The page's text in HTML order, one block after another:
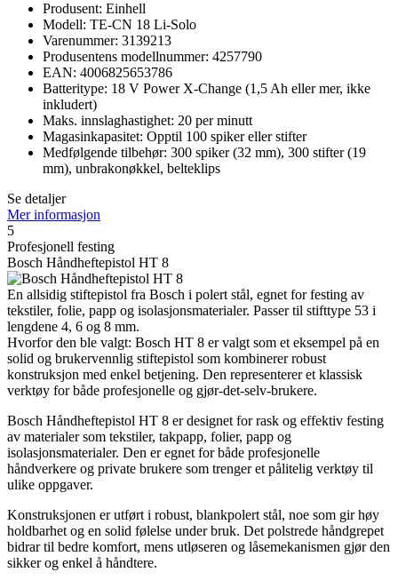
Produsent: Einhell
Modell: TE-CN 18 Li-Solo
Varenummer: 3139213
Produsentens modellnummer: 4257790
EAN: 4006825653786
Batteritype: 18 V Power X-Change (1,5 Ah eller mer, ikke
inkludert)
Maks. innslaghastighet: 20 per minutt
Magasinkapasitet: Opptil 100 spiker eller stifter
Medfølgende tilbehør: 300 spiker (32 mm), 300 stifter (19
mm), unbrakonøkkel, belteklips
Se detaljer
Mer informasjon
5
Profesjonell festing
Bosch Håndheftepistol HT 8
En allsidig stiftepistol fra Bosch i polert stål, egnet for festing av
tekstiler, folie, papp og isolasjonsmaterialer. Passer til stifttype 53 i
lengdene 4, 6 og 8 mm.
Hvorfor den ble valgt: Bosch HT 8 er valgt som et eksempel på en
solid og brukervennlig stiftepistol som kombinerer robust
konstruksjon med enkel betjening. Den representerer et klassisk
verktøy for både profesjonelle og gjør-det-selv-brukere.
Bosch Håndheftepistol HT 8 er designet for rask og effektiv festing
av materialer som tekstiler, takpapp, folier, papp og
isolasjonsmaterialer. Den er egnet for både profesjonelle
håndverkere og private brukere som trenger et pålitelig verktøy til
ulike oppgaver.
Konstruksjonen er utført i robust, blankpolert stål, noe som gir høy
holdbarhet og en solid følelse under bruk. Det polstrede håndgrepet
bidrar til bedre komfort, mens utløseren og låsemekanismen gjør den
sikker og enkel å håndtere.